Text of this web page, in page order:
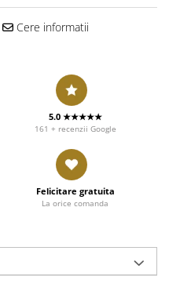
Cere informatii
5.0 ★★★★★
161 + recenzii Google
Felicitare gratuita
La orice comanda